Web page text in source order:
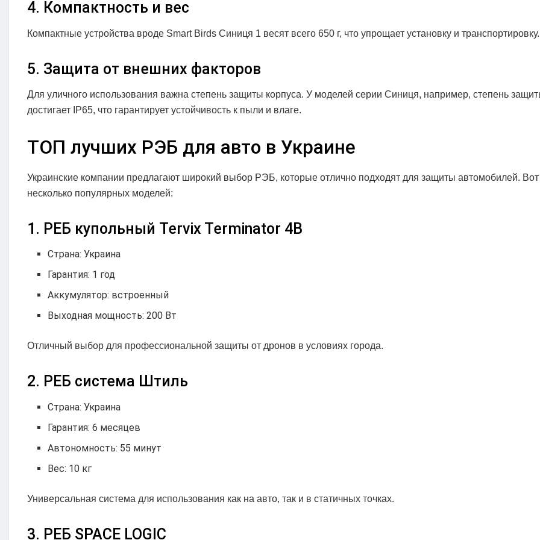
4. Компактность и вес
Компактные устройства вроде Smart Birds Синиця 1 весят всего 650 г, что упрощает установку и транспортировку.
5. Защита от внешних факторов
Для уличного использования важна степень защиты корпуса. У моделей серии Синиця, например, степень
достигает IP65, что гарантирует устойчивость к пыли и влаге.
ТОП лучших РЭБ для авто в Украине
Украинские компании предлагают широкий выбор РЭБ, которые отлично подходят для защиты автомобилей. Вот
несколько популярных моделей:
1. РЕБ купольный Tervix Terminator 4B
Страна: Украина
Гарантия: 1 год
Аккумулятор: встроенный
Выходная мощность: 200 Вт
Отличный выбор для профессиональной защиты от дронов в условиях города.
2. РЕБ система Штиль
Страна: Украина
Гарантия: 6 месяцев
Автономность: 55 минут
Вес: 10 кг
Универсальная система для использования как на авто, так и в статичных точках.
3. РЕБ SPACE LOGIC